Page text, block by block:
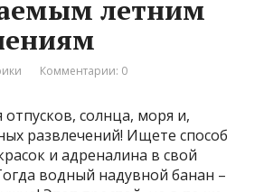
летним
Комментарии: 0
солнца, моря и,
развлечений! Ищете способ
и адреналина в свой
водный надувной банан –